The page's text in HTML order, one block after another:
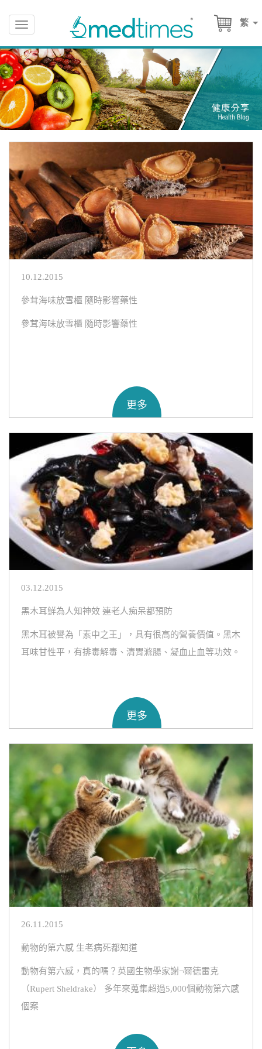
繁
Toggle
navigation
10.12.2015
參茸海味放雪櫃 隨時影響藥性
參茸海味放雪櫃 隨時影響藥性
更多
03.12.2015
黑木耳鮮為人知神效 連老人痴呆都預防
黑木耳被譽為「素中之王」，具有很高的營養價值。黑木
耳味甘性平，有排毒解毒、清胃滌腸、凝血止血等功效。
更多
26.11.2015
動物的第六感 生老病死都知道
動物有第六感，真的嗎？英國生物學家謝¬爾德雷克
（Rupert Sheldrake） 多年來蒐集超過5,000個動物第六感
個案